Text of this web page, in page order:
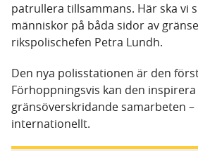
patrullera tillsammans. Här ska vi
människor på båda sidor av
rikspolischefen Petra Lundh.
Den nya polisstationen är den
Förhoppningsvis kan den
gränsöverskridande samarbeten
internationellt.